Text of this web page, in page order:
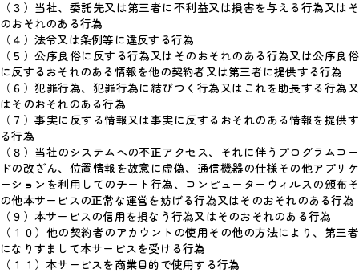
（３）当社、委託先又は第三者に不利益又は損害を与える行為又はそ
のおそれのある行為
（４）法令又は条例等に違反する行為
（５）公序良俗に反する行為又はそのおそれのある行為又は公序良俗
に反するおそれのある情報を他の契約者又は第三者に提供する行為
（６）犯罪行為、犯罪行為に結びつく行為又はこれを助長する行為又
はそのおそれのある行為
（７）事実に反する情報又は事実に反するおそれのある情報を提供す
る行為
（８）当社のシステムへの不正アクセス、それに伴うプログラムコー
ドの改ざん、位置情報を故意に虚偽、通信機器の仕様その他アプリケ
ーションを利用してのチート行為、コンピューターウィルスの頒布そ
の他本サービスの正常な運営を妨げる行為又はそのおそれのある行為
（９）本サービスの信用を損なう行為又はそのおそれのある行為
（１０）他の契約者のアカウントの使用その他の方法により、第三者
になりすまして本サービスを受ける行為
（１１）本サービスを商業目的で使用する行為